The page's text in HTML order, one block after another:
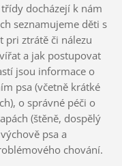
docházejí k nám
seznamujeme děti s
pri ztrátě či nálezu
a jak postupovat
jsou informace o
psa (včetně krátké
o správné péči o
(štěně, dospělý
psa a
chování.